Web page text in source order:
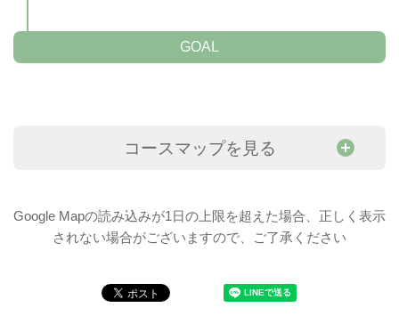
GOAL
コースマップを見る
Google Mapの読み込みが1日の上限を超えた場合、正しく表示
されない場合がございますので、ご了承ください